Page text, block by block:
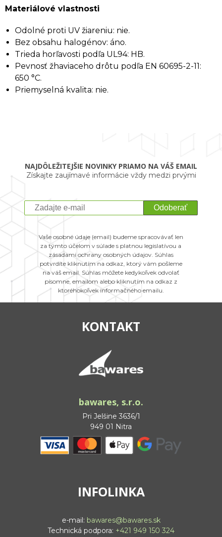
Materiálové vlastnosti
Odolné proti UV žiareniu: nie.
Bez obsahu halogénov: áno.
Trieda horľavosti podľa UL94: HB.
Pevnosť žhaviaceho drôtu podľa EN 60695-2-11:
650 °C.
Priemyselná kvalita: nie.
NAJDÔLEŽITEJŠIE NOVINKY PRIAMO NA VÁŠ EMAIL
Získajte zaujímavé informácie vždy medzi prvými
Odoberať
Vaše osobné údaje (email) budeme spracovávať len
za týmto účelom v súlade s platnou legislatívou a
zásadami ochrany osobných údajov. Súhlas
potvrdíte kliknutím na odkaz, ktorý vám pošleme
na váš email. Súhlas môžete kedykoľvek odvolať
písomne, emailom alebo kliknutím na odkaz z
ktoréhokoľvek informačného emailu.
KONTAKT
bawares, s.r.o.
Pri Jelšine 3636/1
949 01 Nitra
INFOLINKA
e-mail: bawares@bawares.sk
Technická podpora: +421 949 150 324